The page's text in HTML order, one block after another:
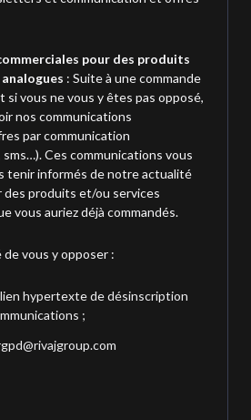
pour des produits
: Suite à une commande
si vous ne vous y êtes pas opposé,
nos communications
par communication
Ces communications vous
tenir informés de notre actualité
produits et/ou services
vous auriez déjà commandés.
de vous y opposer :
hypertexte de désinscription
;